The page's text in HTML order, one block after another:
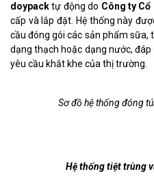
doypacktự động do Công ty Cổ
cấp và lắp đặt. Hệ thống này
cầu đóng gói các sản phẩm sữa,
dạng thạch hoặc dạng nước,
yêu cầu khắt khe của thị trường.
Sơ đồ hệ thống đóng
Hệ thống tiệt trùng